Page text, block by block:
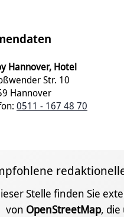
Hannover, Hotel
Str. 10
Hannover
0511 - 167 48 70
Stelle finden Sie
von OpenStreetMap, die